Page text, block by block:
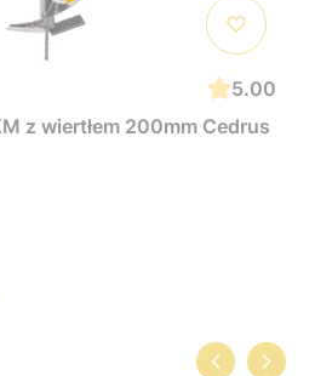
5.00
z wiertłem 200mm Cedrus